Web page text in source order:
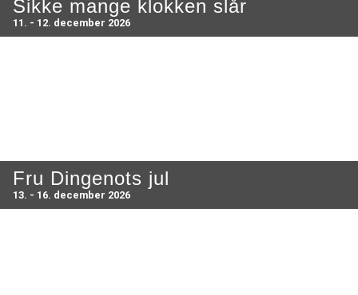
Sikke mange klokken slår
11. - 12. december 2026
Fru Dingenots jul
13. - 16. december 2026